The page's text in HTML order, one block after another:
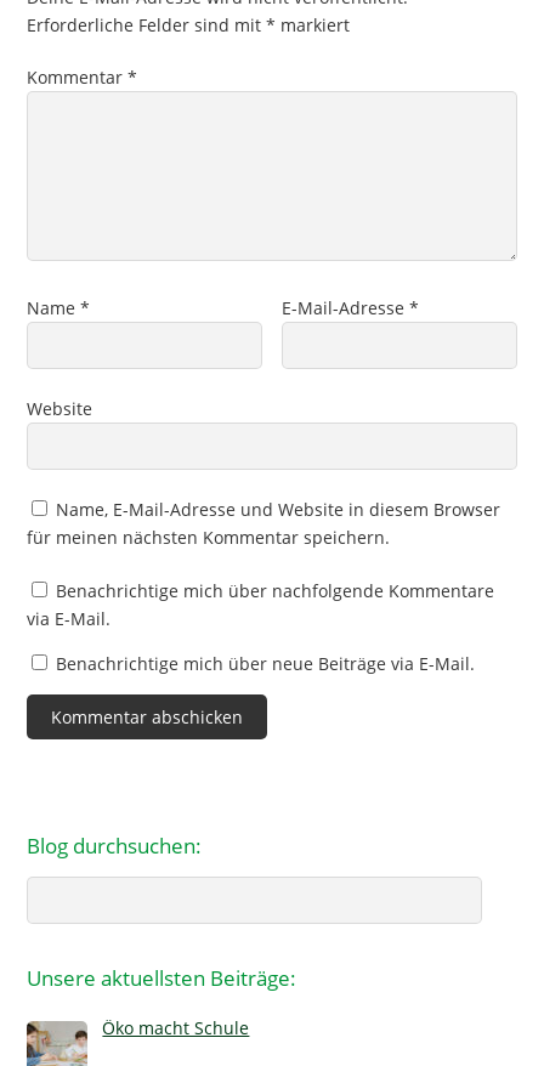
Erforderliche Felder sind mit* markiert
Kommentar*
Name* E-Mail-Adresse*
Website
Name, E-Mail-Adresse und Website in diesem Browser
für meinen nächsten Kommentar speichern.
Benachrichtige mich über nachfolgende Kommentare
via E-Mail.
Benachrichtige mich über neue Beiträge via E-Mail.
Blog durchsuchen:
Unsere aktuellsten Beiträge:
Öko macht Schule